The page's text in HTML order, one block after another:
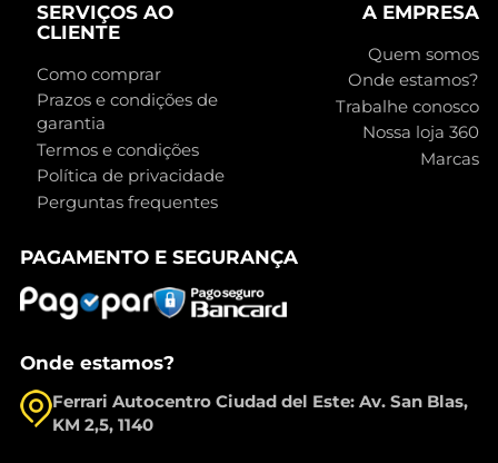
SERVIÇOS AO
CLIENTE
Como comprar
Prazos e condições de
garantia
Termos e condições
Política de privacidade
Perguntas frequentes
A EMPRESA
Quem somos
Onde estamos?
Trabalhe conosco
Nossa loja 360
Marcas
PAGAMENTO E SEGURANÇA
Onde estamos?
Ferrari Autocentro Ciudad del Este: Av. San Blas,
KM 2,5, 1140